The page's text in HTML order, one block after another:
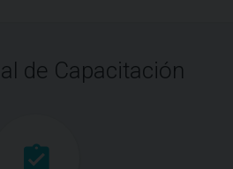
de Capacitación